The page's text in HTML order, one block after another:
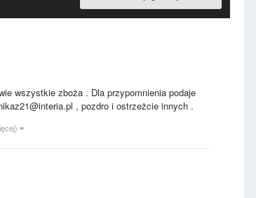
wszystkie zboża . Dla przypomnienia podaje
, pozdro i ostrzeżcie innych .